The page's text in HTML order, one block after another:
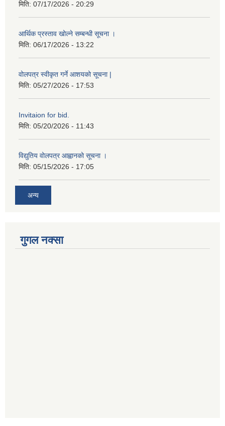
मिति: 07/17/2026 - 20:29
आर्थिक प्रस्ताव खोल्ने सम्बन्धी सूचना ।
मिति: 06/17/2026 - 13:22
वोलपत्र स्वीकृत गर्ने आशयको सूचना |
मिति: 05/27/2026 - 17:53
Invitaion for bid.
मिति: 05/20/2026 - 11:43
विद्युतिय वोलपत्र आह्वानको सूचना ।
मिति: 05/15/2026 - 17:05
अन्य
गुगल नक्सा